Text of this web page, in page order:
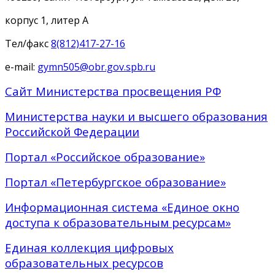
корпус 1, литер А
Тел/факс8(812)417-27-16
e-mail: gymn505@obr.gov.spb.ru
Сайт Министерства просвещения РФ
Министерства науки и высшего образования
Российской Федерации
Портал «Российское образование»
Портал «Петербургское образование»
Информационная система «Единое окно
доступа к образовательным ресурсам»
Единая коллекция цифровых
образовательных ресурсов